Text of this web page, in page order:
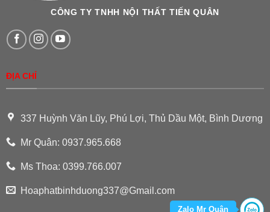
CÔNG TY TNHH NỘI THẤT TIẾN QUÂN
ĐỊA CHỈ
337 Huỳnh Văn Lũy, Phú Lợi, Thủ Dầu Một, Bình Dương
Mr Quân: 0937.965.668
Ms Thoa: 0399.766.007
Hoaphatbinhduong337@Gmail.com
Zalo Mr Quân